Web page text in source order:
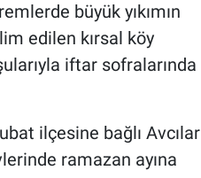
büyük yıkımın
edilen kırsal köy
iftar sofralarında
ilçesine bağlı Avcılar
ramazan ayına